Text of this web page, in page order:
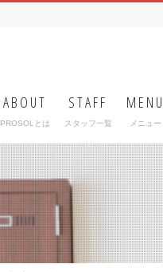
ABOUT
PROSOLとは
STAFF
スタッフ一覧
MENU
メニュー